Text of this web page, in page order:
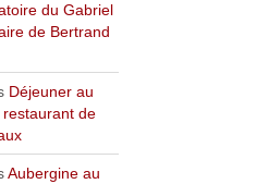
du Gabriel
de Bertrand
Déjeuner au
de
Aubergine au